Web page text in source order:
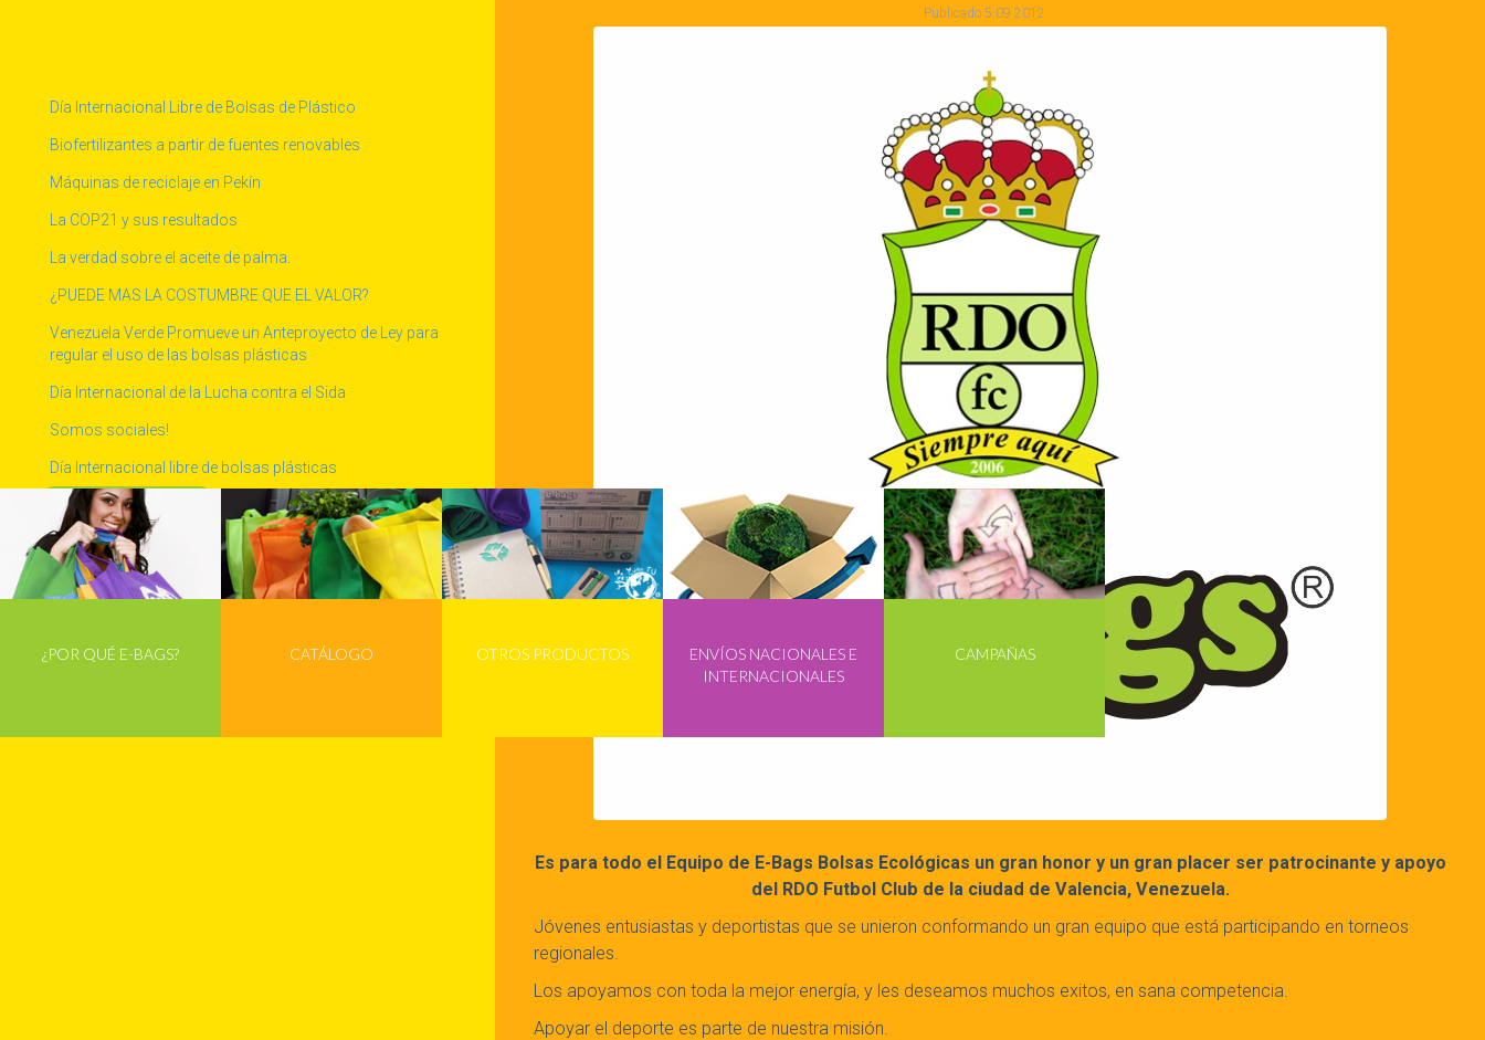
¿POR QUÉ E-BAGS? CATÁLOGO OTROS PRODUCTOS
ENVÍOS NACIONALES E
INTERNACIONALES
CAMPAÑAS
Día Internacional Libre de Bolsas de Plástico
Biofertilizantes a partir de fuentes renovables
Máquinas de reciclaje en Pekín
La COP21 y sus resultados
La verdad sobre el aceite de palma.
¿PUEDE MAS LA COSTUMBRE QUE EL VALOR?
Venezuela Verde Promueve un Anteproyecto de Ley para
regular el uso de las bolsas plásticas
Día Internacional de la Lucha contra el Sida
Somos sociales!
Día Internacional libre de bolsas plásticas
Ver Más Campañas
Tweets por @ebagsve
Publicado 5 09 2012
Es para todo el Equipo de E-Bags Bolsas Ecológicas un gran honor y un gran placer ser patrocinante y apoyo
del RDO Futbol Club de la ciudad de Valencia, Venezuela.
Jóvenes entusiastas y deportistas que se unieron conformando un gran equipo que está participando en torneos
regionales.
Los apoyamos con toda la mejor energía, y les deseamos muchos exitos, en sana competencia.
Apoyar el deporte es parte de nuestra misión.